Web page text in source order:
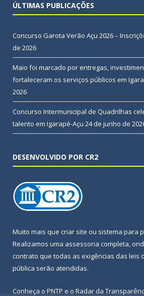
ÚLTIMAS PUBLICAÇÕES
Concurso Garota Verão Açu 2026 –
de 2026
Maio foi marcado por entregas,
fortaleceram os serviços públicos em
2026
Concurso Intermunicipal de Quadrilhas
talento em Igarapé-Açu 24 de junho de
DESENVOLVIDO POR CR2
Muito mais que criar site ou sistema para
Realizamos uma assessoria completa,
contrato que todas as exigências das leis
pública serão atendidas.
Conheça o PNTP e o Radar da